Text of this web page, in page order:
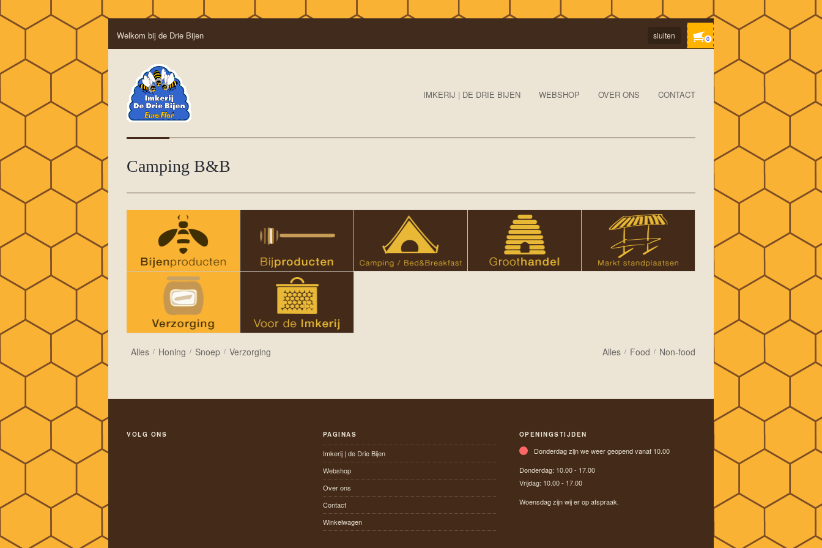
0
Welkom bij de Drie Bijen sluiten
IMKERIJ | DE DRIE BIJEN WEBSHOP OVER ONS CONTACT
Camping B&B
Alles / Honing / Snoep / Verzorging Alles / Food / Non-food
VOLG ONS PAGINAS
Imkerij | de Drie Bijen
Webshop
Over ons
Contact
Winkelwagen
OPENINGSTIJDEN
Donderdag zijn we weer geopend vanaf 10.00
Donderdag: 10.00 - 17.00
Vrijdag: 10.00 - 17.00
Woensdag zijn wij er op afspraak.